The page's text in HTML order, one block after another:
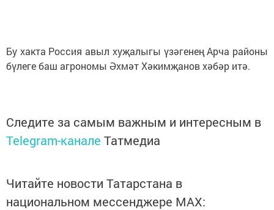
Бу хакта Россия авыл хуҗалыгы үзәгенең Арча районы
бүлеге баш агрономы Әхмәт Хәкимҗанов хәбәр итә.
Следите за самым важным и интересным в
Telegram-канале Татмедиа
Читайте новости Татарстана в
национальном мессенджере MАХ: